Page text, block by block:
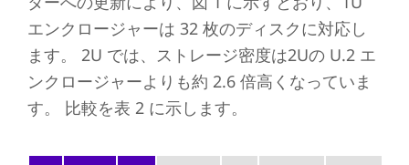
エンクロージャーは 32 枚のディスクに対応し
ます。 2U では、ストレージ密度は2Uの U.2 エ
ンクロージャーよりも約 2.6 倍高くなっていま
す。 比較を表 2 に示します。